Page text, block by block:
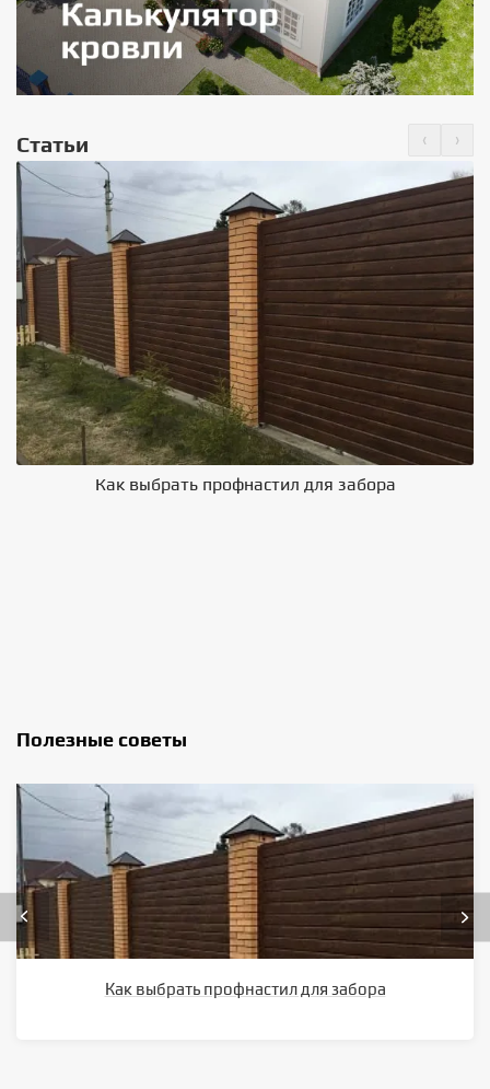
Статьи ‹ ›
Как выбрать профнастил для забора
Полезные советы
Как выбрать профнастил для забора